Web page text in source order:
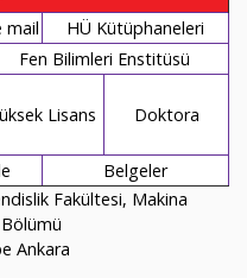
mail
HÜ Kütüphaneleri
Fen Bilimleri Enstitüsü
Lisans Doktora
Belgeler
Fakültesi, Makina
Ankara